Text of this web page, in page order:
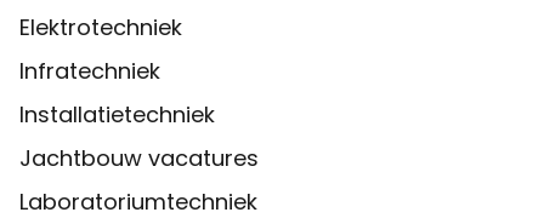
Elektrotechniek
Infratechniek
Installatietechniek
Jachtbouw vacatures
Laboratoriumtechniek